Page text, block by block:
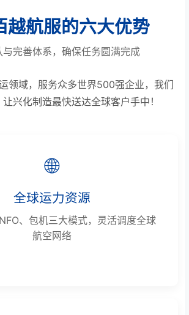
越航服的六大优势
与完善体系，确保任务圆满完成
领域，服务众多世界500强企业，我们
兴化制造最快送达全球客户手中！
🌐
全球运力资源
、包机三大模式，灵活调度全球
航空网络